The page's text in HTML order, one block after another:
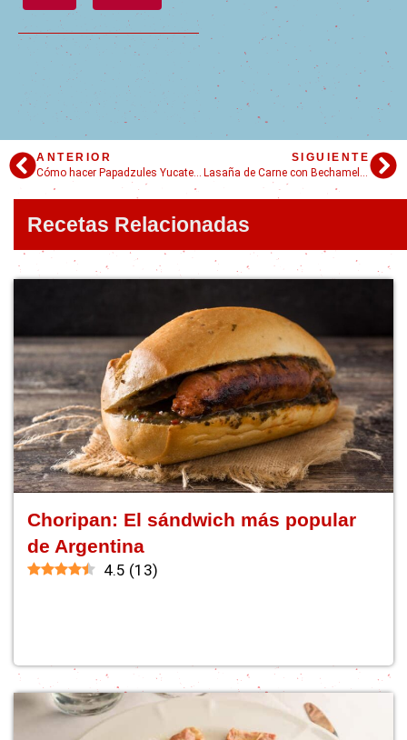
ANTERIOR
Cómo hacer Papadzules Yucatecos: Consejos, historia y todos los tips
SIGUIENTE
Lasaña de Carne con Bechamel: VIDEO paso a paso fácil + trucos para una lasaña crocante y deliciosa
Recetas Relacionadas
Choripan: El sándwich más popular
de Argentina
4.5 (13)